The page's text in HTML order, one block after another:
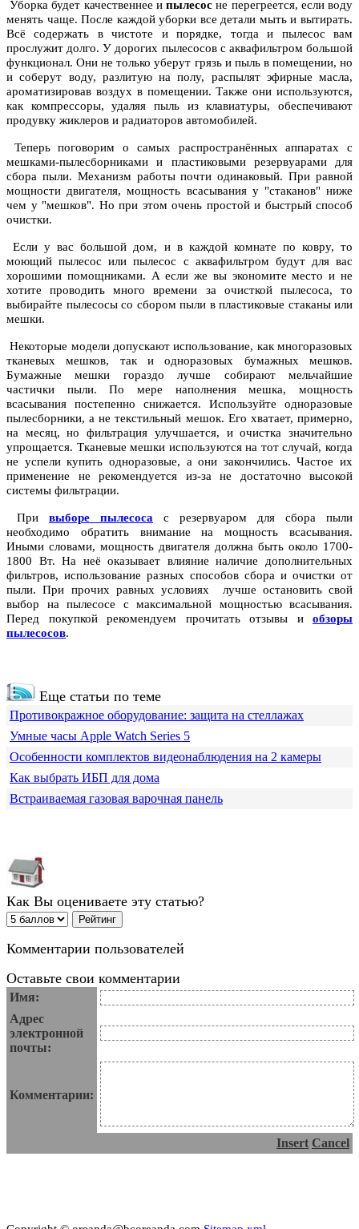
Уборка будет качественнее ипылесос не перегреется, если воду
менять чаще. После каждой уборки все детали мыть и вытирать.
Всё содержать в чистоте и порядке, тогда и пылесос вам
прослужит долго. У дорогих пылесосов с аквафильтром большой
функционал. Они не только уберут грязь и пыль в помещении, но
и соберут воду, разлитую на полу, распылят эфирные масла,
ароматизировав воздух в помещении. Также они используются,
как компрессоры, удаляя пыль из клавиатуры, обеспечивают
продувку жиклеров и радиаторов автомобилей.
Теперь поговорим о самых распространённых аппаратах с
мешками-пылесборниками и пластиковыми резервуарами для
сбора пыли. Механизм работы почти одинаковый. При равной
мощности двигателя, мощность всасывания у "стаканов" ниже
чем у "мешков". Но при этом очень простой и быстрый способ
очистки.
Если у вас большой дом, и в каждой комнате по ковру, то
моющий пылесос или пылесос с аквафильтром будут для вас
хорошими помощниками. А если же вы экономите место и не
хотите проводить много времени за очисткой пылесоса, то
выбирайте пылесосы со сбором пыли в пластиковые стаканы или
мешки.
Некоторые модели допускают использование, как многоразовых
тканевых мешков, так и одноразовых бумажных мешков.
Бумажные мешки гораздо лучше собирают мельчайшие
частички пыли. По мере наполнения мешка, мощность
всасывания постепенно снижается. Используйте одноразовые
пылесборники, а не текстильный мешок. Его хватает, примерно,
на месяц, но фильтрация улучшается, и очистка значительно
упрощается. Тканевые мешки используются на тот случай, когда
не успели купить одноразовые, а они закончились. Частое их
применение не рекомендуется из-за не достаточно высокой
системы фильтрации.
При выборе пылесоса с резервуаром для сбора пыли
необходимо обратить внимание на мощность всасывания.
Иными словами, мощность двигателя должна быть около 1700-
1800 Вт. На неё оказывает влияние наличие дополнительных
фильтров, использование разных способов сбора и очистки от
пыли. При прочих равных условиях лучше остановить свой
выбор на пылесосе с максимальной мощностью всасывания.
Перед покупкой рекомендуем прочитать отзывы и обзоры
пылесосов.
Еще статьи по теме
Противокражное оборудование: защита на стеллажах
Умные часы Apple Watch Series 5
Особенности комплектов видеонаблюдения на 2 камеры
Как выбрать ИБП для дома
Встраиваемая газовая варочная панель
Как Вы оцениваете эту статью?
Комментарии пользователей
Оставьте свои комментарии
Имя:
Адрес
электронной
почты:
Комментарии:
Insert Cancel